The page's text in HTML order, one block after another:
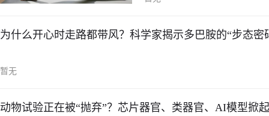
为什么开心时走路都带风？科学家揭示多巴胺的“步态密
暂无
动物试验正在被“抛弃”？芯片器官、类器官、AI模型掀